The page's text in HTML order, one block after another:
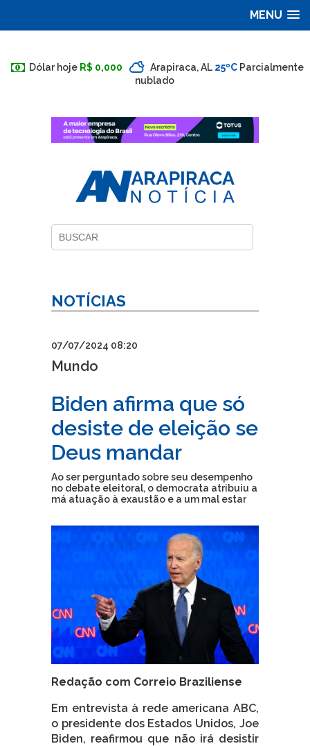
MENU
Dólar hoje R$ 0,000 Arapiraca, AL 25ºC Parcialmente
nublado
NOTÍCIAS
07/07/2024 08:20
Mundo
Biden afirma que só
desiste de eleição se
Deus mandar
Ao ser perguntado sobre seu desempenho
no debate eleitoral, o democrata atribuiu a
má atuação à exaustão e a um mal estar
Redação com Correio Braziliense
Em entrevista à rede americana ABC,
o presidente dos Estados Unidos, Joe
Biden, reafirmou que não irá desistir